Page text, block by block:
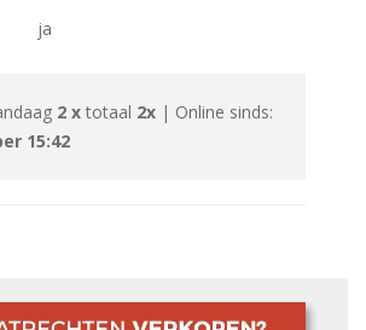
ja
2 x totaal 2x | Online sinds:
15:42